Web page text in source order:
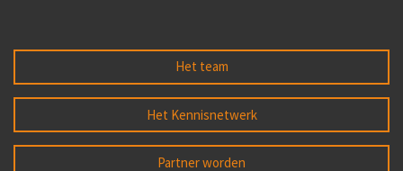
Het team
Het Kennisnetwerk
Partner worden